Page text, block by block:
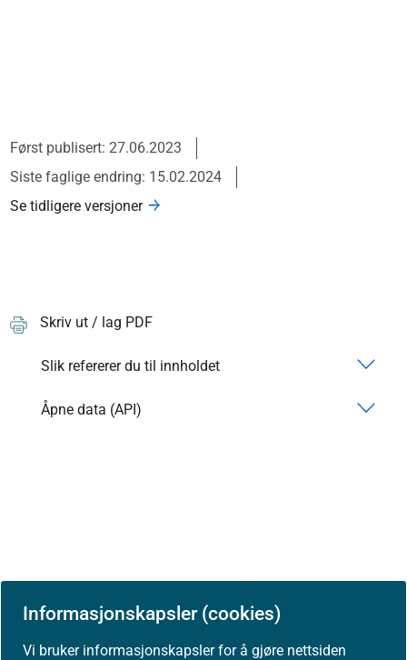
Informasjonskapsler (cookies)
Vi bruker informasjonskapsler for å gjøre nettsiden
Først publisert: 27.06.2023
Siste faglige endring: 15.02.2024
Se tidligere versjoner
Skriv ut / lag PDF
Slik refererer du til innholdet
Åpne data (API)